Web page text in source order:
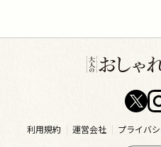
利用規約 運営会社 プライバ